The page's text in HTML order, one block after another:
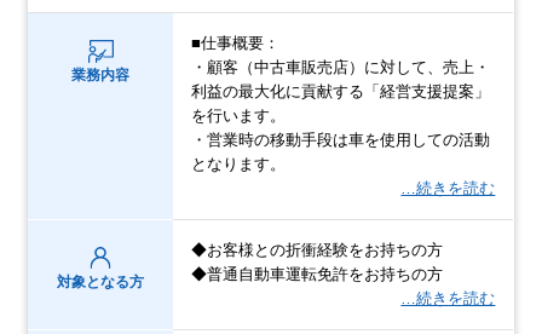
業務内容
■仕事概要：
・顧客（中古車販売店）に対して、売上・
利益の最大化に貢献する「経営支援提案」
を行います。
・営業時の移動手段は車を使用しての活動
となります。
…続きを読む
対象となる方
◆お客様との折衝経験をお持ちの方
◆普通自動車運転免許をお持ちの方
…続きを読む